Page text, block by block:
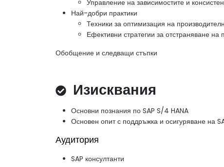
Управление на зависимостите и
Най-добри практики
Техники за оптимизация на
Ефективни стратегии за отстраняване
Обобщение и следващи стъпки
Изисквания
Основни познания по SAP S/4 HANA
Основен опит с поддръжка и осигуряване на
Аудитория
SAP консултанти